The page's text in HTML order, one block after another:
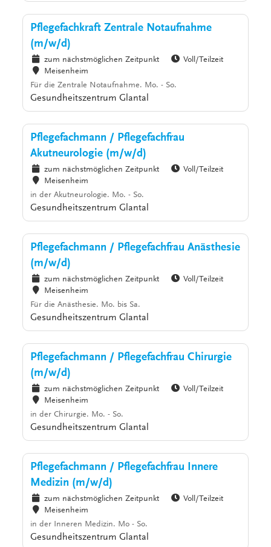
Pflegefachkraft Zentrale Notaufnahme
(m/w/d)
zum nächstmöglichen Zeitpunkt
Voll/Teilzeit
Meisenheim
Für die Zentrale Notaufnahme. Mo. - So.
Gesundheitszentrum Glantal
Pflegefachmann / Pflegefachfrau
Akutneurologie (m/w/d)
zum nächstmöglichen Zeitpunkt
Voll/Teilzeit
Meisenheim
in der Akutneurologie. Mo. - So.
Gesundheitszentrum Glantal
Pflegefachmann / Pflegefachfrau Anästhesie
(m/w/d)
zum nächstmöglichen Zeitpunkt
Voll/Teilzeit
Meisenheim
Für die Anästhesie. Mo. bis Sa.
Gesundheitszentrum Glantal
Pflegefachmann / Pflegefachfrau Chirurgie
(m/w/d)
zum nächstmöglichen Zeitpunkt
Voll/Teilzeit
Meisenheim
in der Chirurgie. Mo. - So.
Gesundheitszentrum Glantal
Pflegefachmann / Pflegefachfrau Innere
Medizin (m/w/d)
zum nächstmöglichen Zeitpunkt
Voll/Teilzeit
Meisenheim
in der Inneren Medizin. Mo - So.
Gesundheitszentrum Glantal